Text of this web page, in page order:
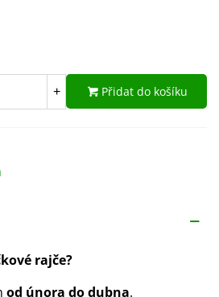
+ Přidat do košíku
rajče?
od února do dubna.